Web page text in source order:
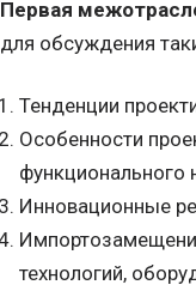
Первая
для обсуждения
Тенденции
Особенности
функционального
Инновационные
технологий,